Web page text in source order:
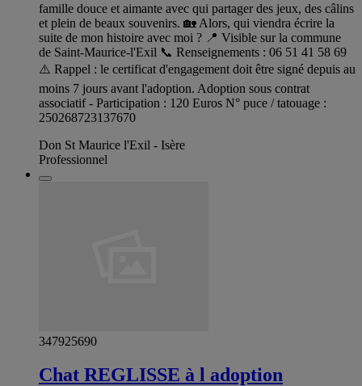
famille douce et aimante avec qui partager des jeux, des câlins
et plein de beaux souvenirs. 🏡 Alors, qui viendra écrire la
suite de mon histoire avec moi ? 📍 Visible sur la commune
de Saint-Maurice-l'Exil 📞 Renseignements : 06 51 41 58 69
⚠️ Rappel : le certificat d'engagement doit être signé depuis au
moins 7 jours avant l'adoption. Adoption sous contrat
associatif - Participation : 120 Euros N° puce / tatouage :
250268723137670
Don St Maurice l'Exil - Isère
Professionnel
347925690
Chat REGLISSE à l adoption